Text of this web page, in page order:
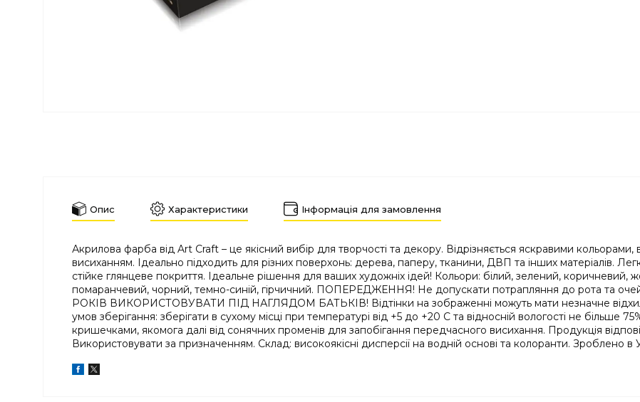
Опис Характеристики Інформація для замовлення
Акрилова фарба від Art Craft – це якісний вибір для творчості та декору. Відрізняється яскравими
висиханням. Ідеально підходить для різних поверхонь: дерева, паперу, тканини, ДВП та інших матеріалів.
стійке глянцеве покриття. Ідеальне рішення для ваших художніх ідей! Кольори: білий, зелений,
помаранчевий, чорний, темно-синій, гірчичний. ПОПЕРЕДЖЕННЯ! Не допускати потрапляння до рота та
РОКІВ ВИКОРИСТОВУВАТИ ПІД НАГЛЯДОМ БАТЬКІВ! Відтінки на зображенні можуть мати незначне
умов зберігання: зберігати в сухому місці при температурі від +5 до +20 С та відносній вологості не більше
кришечками, якомога далі від сонячних променів для запобігання передчасного висихання. Продукція
Використовувати за призначенням. Склад: високоякісні дисперсії на водній основі та колоранти. Зроблено в